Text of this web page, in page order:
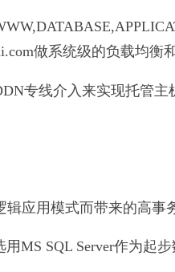
做系统级的负载均衡
线介入来实现托管主机
用模式而带来的高事务
SQL Server作为起步